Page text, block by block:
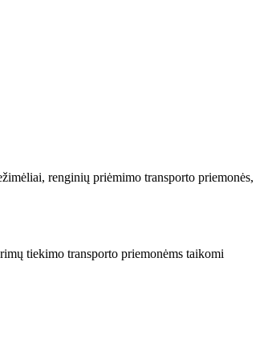
renginių priėmimo transporto priemonės,
tiekimo transporto priemonėms taikomi